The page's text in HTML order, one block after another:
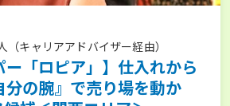
キャリアアドバイザー経由）
ー「ロピア」】仕入れから
の腕』で売り場を動か